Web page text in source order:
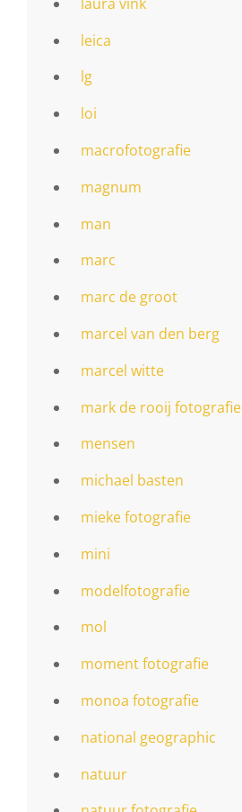
leica
lg
loi
macrofotografie
magnum
man
marc
marc de groot
marcel van den berg
marcel witte
mark de rooij fotografie
mensen
michael basten
mieke fotografie
mini
modelfotografie
mol
moment fotografie
monoa fotografie
national geographic
natuur